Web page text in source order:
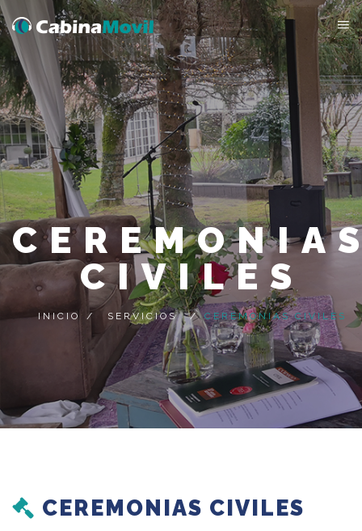
CIVILES
INICIO / SERVICIOS / CEREMONIAS CIVILES
CEREMONIAS CIVILES